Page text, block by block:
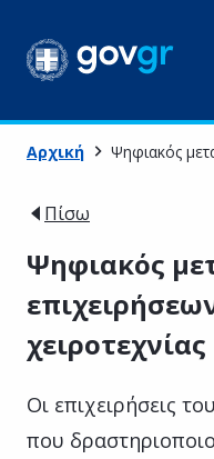
Αρχική Ψηφιακός
Πίσω
Ψηφιακός
χειροτεχνίας
Οι επιχειρήσεις
που